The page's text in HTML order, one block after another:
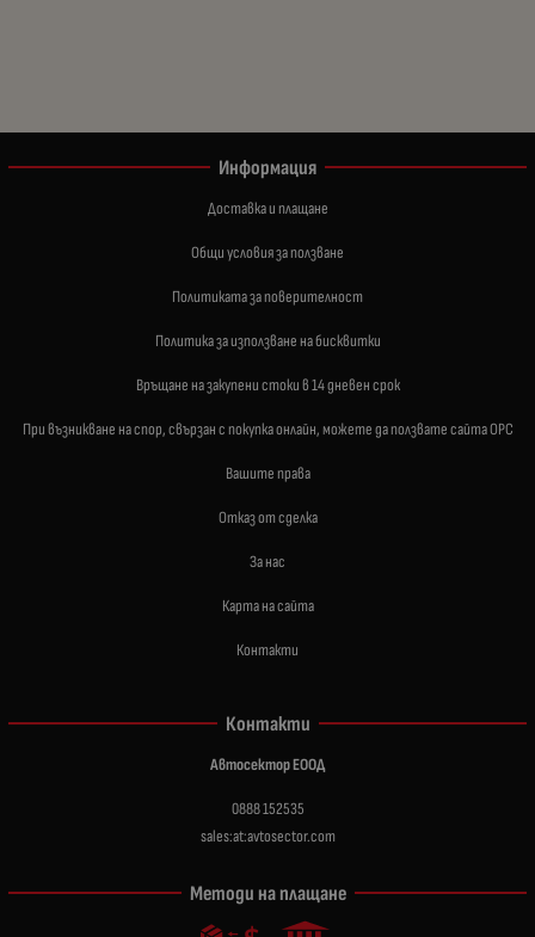
Информация
Доставка и плащане
Общи условия за ползване
Политиката за поверителност
Политика за използване на бисквитки
Връщане на закупени стоки в 14 дневен срок
При възникване на спор, свързан с покупка онлайн, можете да ползвате сайта ОРС
Вашите права
Отказ от сделка
За нас
Карта на сайта
Контакти
Контакти
Автосектор ЕООД
0888 152535
sales:at:avtosector.com
Методи на плащане